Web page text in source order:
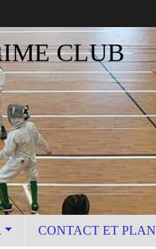
CLUB
CONTACT ET PLAN